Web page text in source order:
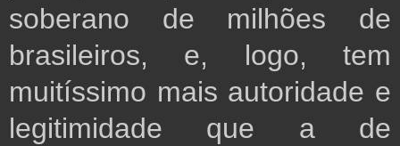
soberano de milhões de
brasileiros, e, logo, tem
muitíssimo mais autoridade e
legitimidade que a de